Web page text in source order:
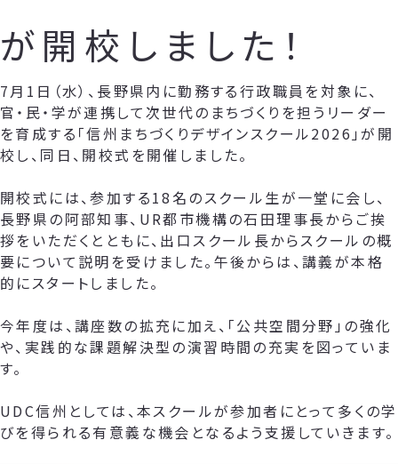
が開校しました！
7月1日（水）、長野県内に勤務する行政職員を対象に、
官・民・学が連携して次世代のまちづくりを担うリーダー
を育成する「信州まちづくりデザインスクール2026」が開
校し、同日、開校式を開催しました。
開校式には、参加する18名のスクール生が一堂に会し、
長野県の阿部知事、UR都市機構の石田理事長からご挨
拶をいただくとともに、出口スクール長からスクールの概
要について説明を受けました。午後からは、講義が本格
的にスタートしました。
今年度は、講座数の拡充に加え、「公共空間分野」の強化
や、実践的な課題解決型の演習時間の充実を図っていま
す。
UDC信州としては、本スクールが参加者にとって多くの学
びを得られる有意義な機会となるよう支援していきます。